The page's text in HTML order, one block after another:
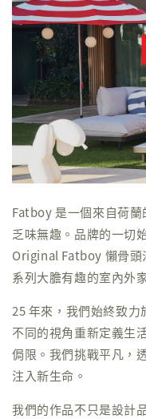
Fatboy 是一個來自荷
乏味無趣。品牌的一切
Original Fatboy 懶骨頭
系列大膽有趣的室內外
25 年來，我們始終致
不同的視角重新定義生
侷限。我們挑戰平凡，
注入新生命。
我們的作品不只是設計